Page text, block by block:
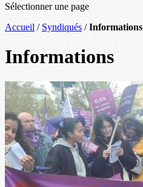
Sélectionner une page
Accueil / Syndiqués /Informations
Informations